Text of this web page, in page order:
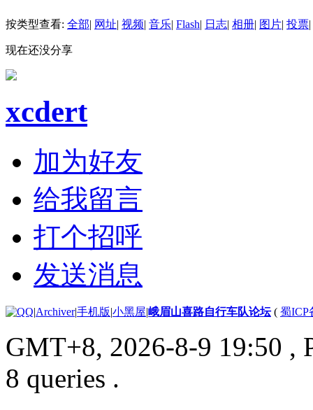
按类型查看: 全部| 网址| 视频| 音乐| Flash| 日志| 相册| 图片| 投票|
现在还没分享
xcdert
加为好友
给我留言
打个招呼
发送消息
|Archiver|手机版|小黑屋|峨眉山喜路自行车队论坛( 蜀ICP
GMT+8, 2026-8-9 19:50 ,
8 queries .